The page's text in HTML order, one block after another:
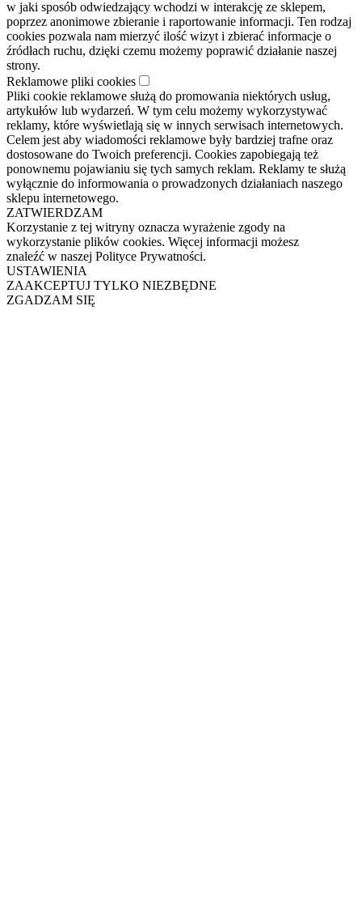
w jaki sposób odwiedzający wchodzi w interakcję ze sklepem,
poprzez anonimowe zbieranie i raportowanie informacji. Ten rodzaj
cookies pozwala nam mierzyć ilość wizyt i zbierać informacje o
źródłach ruchu, dzięki czemu możemy poprawić działanie naszej
strony.
Reklamowe pliki cookies
Pliki cookie reklamowe służą do promowania niektórych usług,
artykułów lub wydarzeń. W tym celu możemy wykorzystywać
reklamy, które wyświetlają się w innych serwisach internetowych.
Celem jest aby wiadomości reklamowe były bardziej trafne oraz
dostosowane do Twoich preferencji. Cookies zapobiegają też
ponownemu pojawianiu się tych samych reklam. Reklamy te służą
wyłącznie do informowania o prowadzonych działaniach naszego
sklepu internetowego.
ZATWIERDZAM
Korzystanie z tej witryny oznacza wyrażenie zgody na
wykorzystanie plików cookies. Więcej informacji możesz
znaleźć w naszej Polityce Prywatności.
USTAWIENIA
ZAAKCEPTUJ TYLKO NIEZBĘDNE
ZGADZAM SIĘ